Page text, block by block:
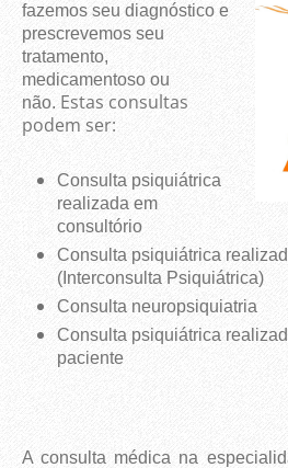
fazemos seu diagnóstico e
prescrevemos seu
tratamento,
medicamentoso ou
não. Estas consultas
podem ser:
Consulta psiquiátrica
realizada em
consultório
Consulta psiquiátrica
(Interconsulta Psiquiátrica)
Consulta neuropsiquiatria
Consulta psiquiátrica
paciente
A consulta médica na